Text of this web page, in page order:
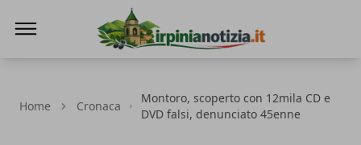
Home Cronaca
Montoro, scoperto con 12mila CD e
DVD falsi, denunciato 45enne